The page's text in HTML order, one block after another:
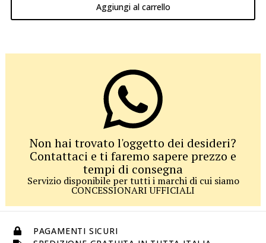
Aggiungi al carrello
Non hai trovato l'oggetto dei desideri?
Contattaci e ti faremo sapere prezzo e
tempi di consegna
Servizio disponibile per tutti i marchi di cui siamo
CONCESSIONARI UFFICIALI
PAGAMENTI SICURI